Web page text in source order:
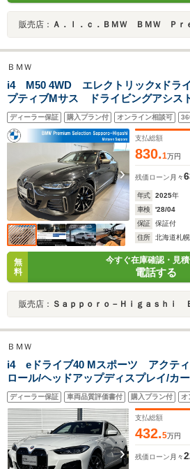
販売店： Ａ．ｌ．ｃ．ＢＭＷ ＢＭＷ Ｐｒｅｍｉｕｍ Ｓｅｌｅｃｔｉｏｎ
ＢＭＷ
i4 M50 4WD エレクトリックxド
プティブMサス ドライビングアシス
ル レザーシート ステアリングヒー
ロテクションガラス 19インチアロ
年保証
ディーラー保証 購入プラン付 オンライン相談可
支払総額
830.1万円
残価ローン 月々
年式 2025年
車検
'28/04
保証
保証付
住所
北海道札
無
料
今すぐ在庫確認・見
電話する
販売店： Ｓａｐｐｏｒｏ－Ｈｉｇａｓｈｉ ＢＭＷ ＢＭＷ Ｐｒｅｍ
ＢＭＷ
i4 eドライブ40 Mスポーツ アクティ
ロール/ヘッドアップディスプレイ/カ
純正18AW/社外赤レザーシート/BMW
ディーラー保証 車両品質評価書付 購入プラン付 オ
支払総額
432.5万円
残価ローン 月々